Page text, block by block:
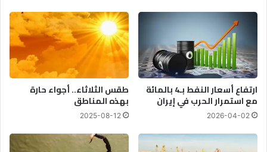
ر
ي
ل
م
ع
ا
ل
م
ن
ارتفاع أسعار النفط بـ4 بالمائة
مع استمرار الحرب في إيران
2026-04-02
طقس الثلاثاء.. أجواء حارة
بهذه المناطق
2025-08-12